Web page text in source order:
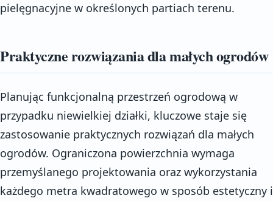
pielęgnacyjne w określonych partiach terenu.
Praktyczne rozwiązania dla małych ogrodów
Planując funkcjonalną przestrzeń ogrodową w
przypadku niewielkiej działki, kluczowe staje się
zastosowanie praktycznych rozwiązań dla małych
ogrodów. Ograniczona powierzchnia wymaga
przemyślanego projektowania oraz wykorzystania
każdego metra kwadratowego w sposób estetyczny i